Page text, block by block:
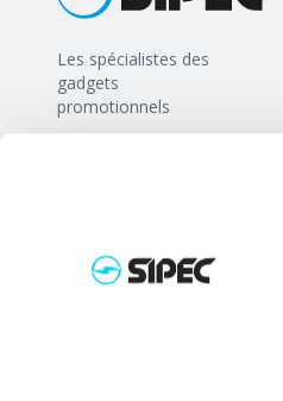
Les spécialistes des
gadgets
promotionnels